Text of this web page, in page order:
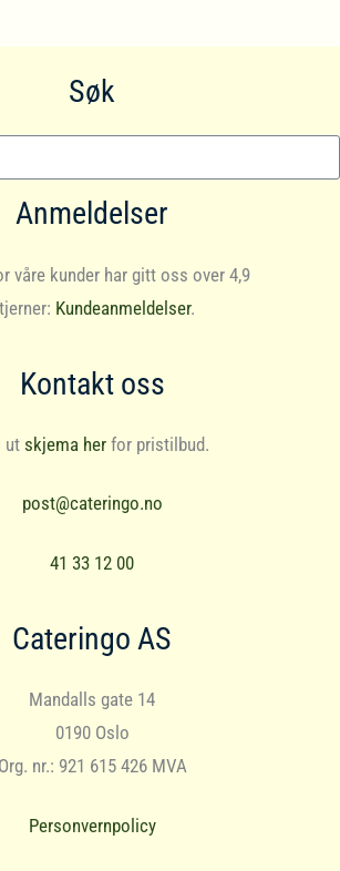
Søk
Anmeldelser
våre kunder har gitt oss over 4,9
Kundeanmeldelser.
Kontakt oss
ut skjema herfor pristilbud.
post@cateringo.no
41 33 12 00
Cateringo AS
Mandalls gate 14
0190 Oslo
Org. nr.: 921 615 426 MVA
Personvernpolicy